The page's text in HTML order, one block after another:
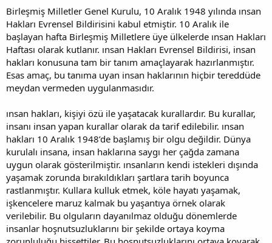
Birleşmiş Milletler Genel Kurulu, 10 Aralık 1948 yılında ınsan
Hakları Evrensel Bildirisini kabul etmiştir. 10 Aralık ile
başlayan hafta Birleşmiş Milletlere üye ülkelerde ınsan Hakları
Haftası olarak kutlanır. ınsan Hakları Evrensel Bildirisi, insan
hakları konusuna tam bir tanım amaçlayarak hazırlanmıştır.
Esas amaç, bu tanıma uyan insan haklarının hiçbir tereddüde
meydan vermeden uygulanmasıdır.
ınsan hakları, kişiyi özü ile yaşatacak kurallardır. Bu kurallar,
insanı insan yapan kurallar olarak da tarif edilebilir. ınsan
hakları 10 Aralık 1948’de başlamış bir olgu değildir. Dünya
kurulalı insana, insan haklarına saygı her çağda zamana
uygun olarak gösterilmiştir. ınsanların kendi istekleri dışında
yaşamak zorunda bırakıldıkları şartlara tarih boyunca
rastlanmıştır. Kullara kulluk etmek, köle hayatı yaşamak,
işkencelere maruz kalmak bu yaşantıya örnek olarak
verilebilir. Bu olguların dayanılmaz olduğu dönemlerde
insanlar hoşnutsuzluklarını bir şekilde ortaya koyma